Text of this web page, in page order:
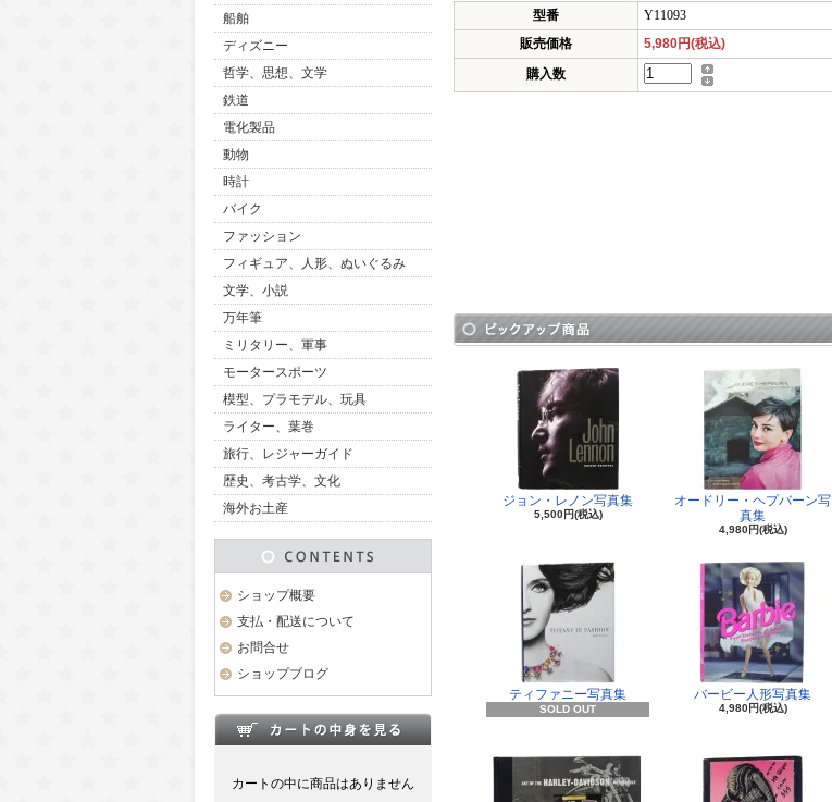
船舶
ディズニー
哲学、思想、文学
鉄道
電化製品
動物
時計
バイク
ファッション
フィギュア、人形、ぬいぐるみ
文学、小説
万年筆
ミリタリー、軍事
モータースポーツ
模型、プラモデル、玩具
ライター、葉巻
旅行、レジャーガイド
歴史、考古学、文化
海外お土産
ショップ概要
支払・配送について
お問合せ
ショップブログ
カートの中に商品はありません
型番
Y11093
販売価格
5,980円(税込)
購入数
ジョン・レノン写真集
5,500円(税込)
オードリー・ヘプバーン写
真集
4,980円(税込)
ティファニー写真集
SOLD OUT
バービー人形写真集
4,980円(税込)